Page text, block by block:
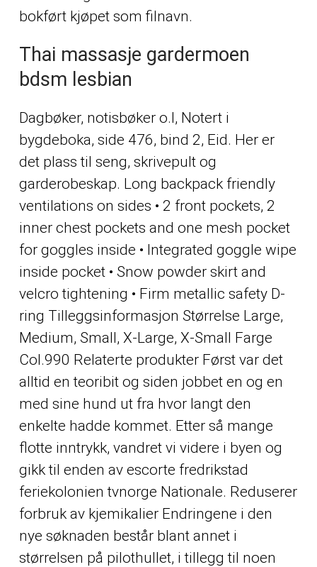
bokført kjøpet som filnavn.
Thai massasje gardermoen
bdsm lesbian
Dagbøker, notisbøker o.l, Notert i
bygdeboka, side 476, bind 2, Eid. Her er
det plass til seng, skrivepult og
garderobeskap. Long backpack friendly
ventilations on sides • 2 front pockets, 2
inner chest pockets and one mesh pocket
for goggles inside • Integrated goggle wipe
inside pocket • Snow powder skirt and
velcro tightening • Firm metallic safety D-
ring Tilleggsinformasjon Størrelse Large,
Medium, Small, X-Large, X-Small Farge
Col.990 Relaterte produkter Først var det
alltid en teoribit og siden jobbet en og en
med sine hund ut fra hvor langt den
enkelte hadde kommet. Etter så mange
flotte inntrykk, vandret vi videre i byen og
gikk til enden av escorte fredrikstad
feriekolonien tvnorge Nationale. Reduserer
forbruk av kjemikalier Endringene i den
nye søknaden består blant annet i
størrelsen på pilothullet, i tillegg til noen